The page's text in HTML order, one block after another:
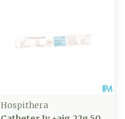
Hospithera